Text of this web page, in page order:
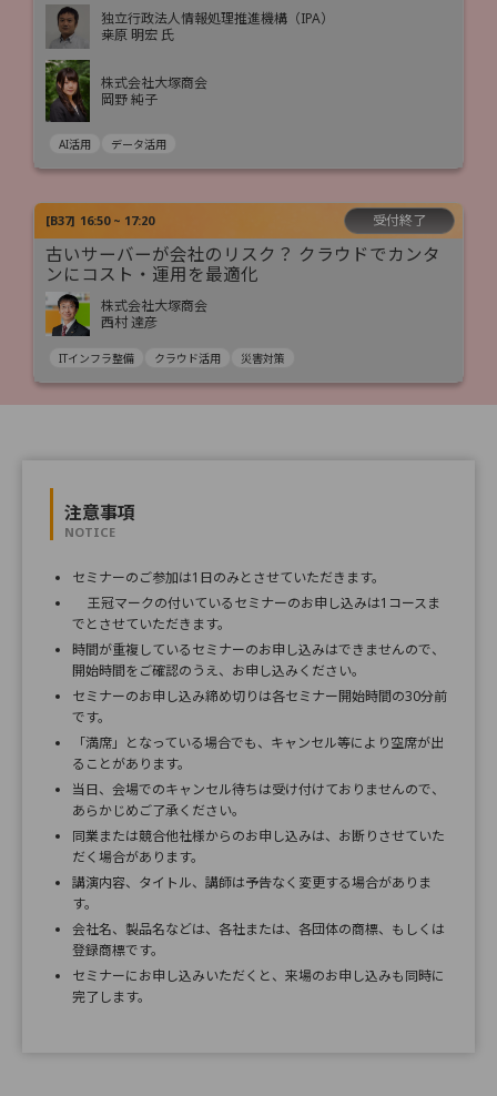
独立行政法人情報処理推進機構（IPA）
桒原 明宏 氏
株式会社大塚商会
岡野 純子
AI活用 データ活用
[B37] 16:50 ~ 17:20 受付終了
古いサーバーが会社のリスク？ クラウドでカンタ
ンにコスト・運用を最適化
株式会社大塚商会
西村 達彦
ITインフラ整備 クラウド活用 災害対策
注意事項
NOTICE
セミナーのご参加は1日のみとさせていただきます。
王冠マークの付いているセミナーのお申し込みは1コースま
でとさせていただきます。
時間が重複しているセミナーのお申し込みはできませんので、
開始時間をご確認のうえ、お申し込みください。
セミナーのお申し込み締め切りは各セミナー開始時間の30分前
です。
「満席」となっている場合でも、キャンセル等により空席が出
ることがあります。
当日、会場でのキャンセル待ちは受け付けておりませんので、
あらかじめご了承ください。
同業または競合他社様からのお申し込みは、お断りさせていた
だく場合があります。
講演内容、タイトル、講師は予告なく変更する場合がありま
す。
会社名、製品名などは、各社または、各団体の商標、もしくは
登録商標です。
セミナーにお申し込みいただくと、来場のお申し込みも同時に
完了します。